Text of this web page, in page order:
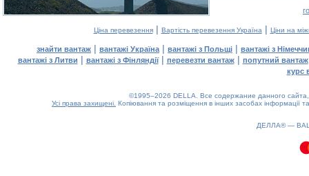
Ціна перевезення| Вартість перевезення Україна | Ціни на
знайти вантаж | вантажі Україна | вантажі з Польщі | вантажі з
вантажі з Литви | вантажі з Фінляндії| перевезти вантаж| попутний вантаж
курс
©1995–2026 DELLA. Все содержание данного
Усі права захищені. Копіювання та розміщення в інших засобах інформації
ДЕЛЛА® —